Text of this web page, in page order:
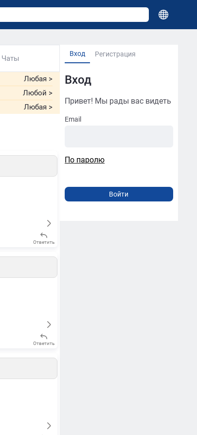
Вход Регистрация
Вход
Привет! Мы рады вас видеть
Email
По паролю
Чаты
Любая >
Любой >
Любая >
Ответить
Ответить